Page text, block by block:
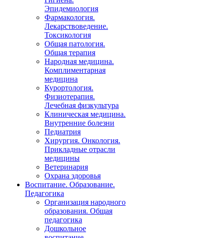
Эпидемиология
Фармакология.
Лекарствоведение.
Токсикология
Общая патология.
Общая терапия
Народная медицина.
Комплиментарная
медицина
Курортология.
Физиотерапия.
Лечебная физкультура
Клиническая медицина.
Внутренние болезни
Педиатрия
Хирургия. Онкология.
Прикладные отрасли
медицины
Ветеринария
Охрана здоровья
Воспитание. Образование.
Педагогика
Организация народного
образования. Общая
педагогика
Дошкольное